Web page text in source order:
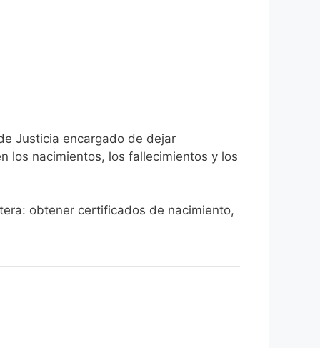
Justicia encargado de dejar
los nacimientos, los fallecimientos y los
obtener certificados de nacimiento,